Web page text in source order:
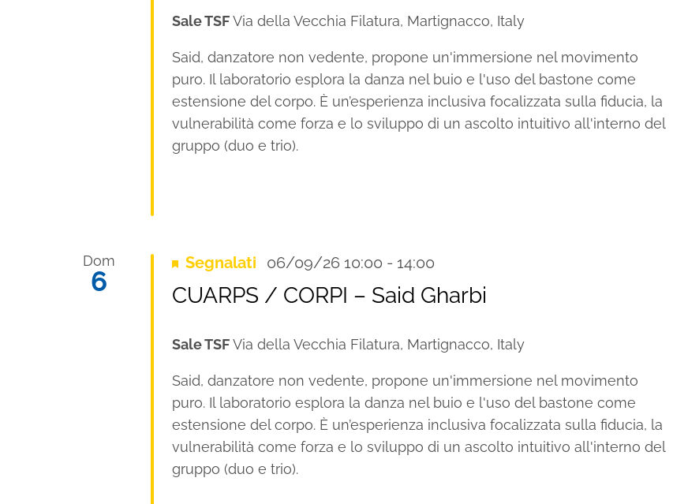
Sale TSFVia della Vecchia Filatura, Martignacco, Italy
Said, danzatore non vedente, propone un'immersione nel movimento
puro. Il laboratorio esplora la danza nel buio e l'uso del bastone come
estensione del corpo. È un’esperienza inclusiva focalizzata sulla fiducia, la
vulnerabilità come forza e lo sviluppo di un ascolto intuitivo all'interno del
gruppo (duo e trio).
Dom
6
Segnalati 06/09/26 10:00 - 14:00
CUARPS / CORPI – Said Gharbi
Sale TSFVia della Vecchia Filatura, Martignacco, Italy
Said, danzatore non vedente, propone un'immersione nel movimento
puro. Il laboratorio esplora la danza nel buio e l'uso del bastone come
estensione del corpo. È un’esperienza inclusiva focalizzata sulla fiducia, la
vulnerabilità come forza e lo sviluppo di un ascolto intuitivo all'interno del
gruppo (duo e trio).